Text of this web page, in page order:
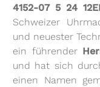
4152-07 5 24
Schweizer
und neuester
ein führender
und hat sich
einen Namen